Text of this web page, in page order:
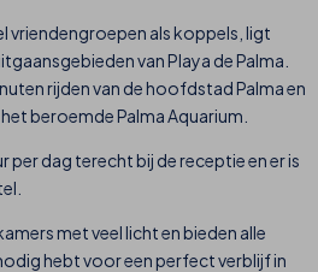
vriendengroepen als koppels, ligt
van Playa de Palma.
rijden van de hoofdstad Palma en
beroemde Palma Aquarium.
per dag terecht bij de receptie en er is
met veel licht en bieden alle
hebt voor een perfect verblijf in